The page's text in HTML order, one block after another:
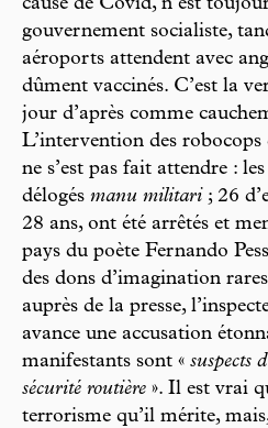
cause de Covid, n’est
gouvernement socialiste,
aéroports attendent avec
dûment vaccinés. C’est la
jour d’après comme
L’intervention des
ne s’est pas fait attendre :
délogés manu militari ; 26
28 ans, ont été arrêtés et
pays du poète Fernando
des dons d’imagination
auprès de la presse,
avance une accusation
manifestants sont « suspects
sécurité routière ». Il est vrai
terrorisme qu’il mérite,